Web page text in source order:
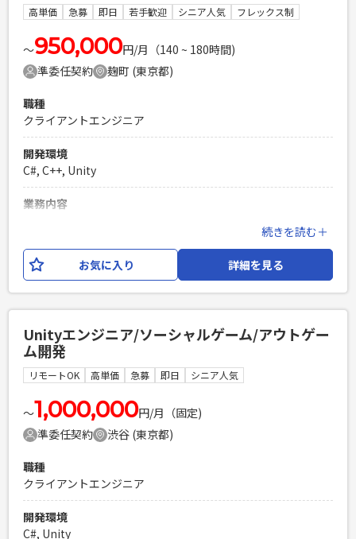
必須スキル
スマートフォン向けゲームタイトルにおけるプランナー経験
※コンシューマ向けゲームタイトル経験の場合は相応の経験
があること
PHPを用いたWebサービスの開発経験4年以上
Laravelを用いた開発経験1年以上
高単価 急募 即日 若手歓迎 シニア人気 フレックス制
〜950,000円/月（140 ~ 180時間)
準委任契約
麹町 (東京都)
職種
クライアントエンジニア
開発環境
C#, C++, Unity
業務内容
務をお任せいたします。 【具体的な仕事内容】 ・ゲーム機能
の設計、実装、テスト、担当パートのスケジュール管理、コ
ードレビュー、リファクタリングなど ※ご経験や得意分野を
内容の変更：会社の定める範囲で変更する可能性がございま
す。
必須スキル
・Unityを使ったゲーム開発経験 ・3D or 2Dゲームの開発実務
経験 ・C#,C++いずれかのプログラミング言語を用いた実務経
験１年以上
PHPを用いたWebサービスの開発経験4年以上
Laravelを用いた開発経験1年以上
続きを読む＋
お気に入り 詳細を見る
Unityエンジニア/ソーシャルゲーム/アウトゲー
ム開発
リモートOK 高単価 急募 即日 シニア人気
〜1,000,000円/月（固定)
準委任契約
渋谷 (東京都)
職種
クライアントエンジニア
開発環境
C#, Unity